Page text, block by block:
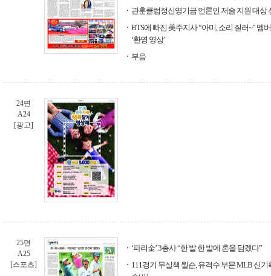
관훈클럽정신영기금 언론인 저술 지원 대상
BTS에 빠진 美주지사 “아미, 소리 질러~” 멤
‘환영 영상’
부음
24면
A24
[광고]
25면
A25
[스포츠]
‘파리金’ 3총사 “한 발 한 발에 혼을 담겠다”
111경기 무실책 윌슨, 유격수 부문 MLB 신기